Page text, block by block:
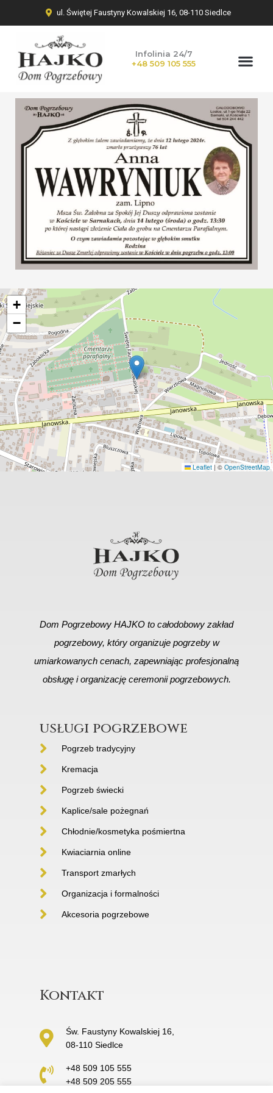
ul. Świętej Faustyny Kowalskiej 16, 08-110 Siedlce
Infolinia 24/7
+48 509 105 555
+
−
Leaflet | © OpenStreetMap
Dom Pogrzebowy HAJKO to całodobowy zakład
pogrzebowy, który organizuje pogrzeby w
umiarkowanych cenach, zapewniając profesjonalną
obsługę i organizację ceremonii pogrzebowych.
usługi pogrzebowe
Pogrzeb tradycyjny
Kremacja
Pogrzeb świecki
Kaplice/sale pożegnań
Chłodnie/kosmetyka pośmiertna
Kwiaciarnia online
Transport zmarłych
Organizacja i formalności
Akcesoria pogrzebowe
Kontakt
Św. Faustyny Kowalskiej 16,
08-110 Siedlce
+48 509 105 555
+48 509 205 555